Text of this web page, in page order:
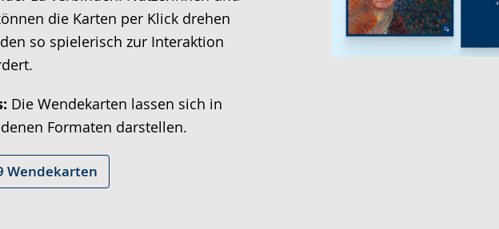
die Karten per Klick drehen
so spielerisch zur Interaktion
Die Wendekarten lassen sich in
Formaten darstellen.
Wendekarten